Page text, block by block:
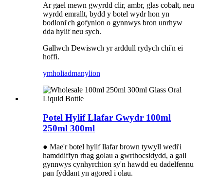
Ar gael mewn gwyrdd clir, ambr, glas cobalt, neu
wyrdd emrallt, bydd y botel wydr hon yn
bodloni'ch gofynion o gynnwys bron unrhyw
dda hylif neu sych.
Gallwch Dewiswch yr arddull rydych chi'n ei
hoffi.
ymholiadmanylion
Potel Hylif Llafar Gwydr 100ml
250ml 300ml
● Mae'r botel hylif llafar brown tywyll wedi'i
hamddiffyn rhag golau a gwrthocsidydd, a gall
gynnwys cynhyrchion sy'n hawdd eu dadelfennu
pan fyddant yn agored i olau.